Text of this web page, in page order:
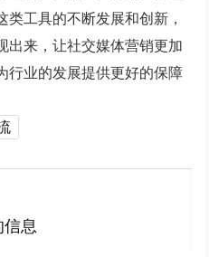
工具的不断发展和创新，
出来，让社交媒体营销更加
行业的发展提供更好的保障
信息